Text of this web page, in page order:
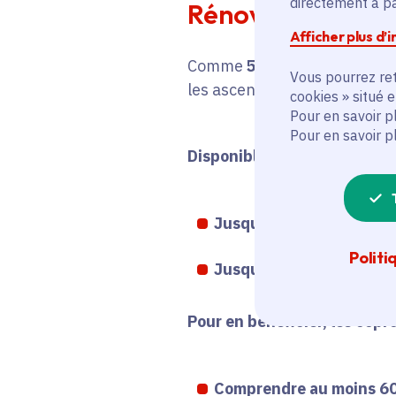
Afficher plus
Vous pourrez
cookies » situé
Pour en savoir
Pour en savoir
Rénover le parc
Comme 50% des
les ascenseurs prévoit2
Disponible à partir de
Jusqu'à 1.000 euros
Jusqu'à 30.000 euros
Pour en bénéficier, les
Comprendre au moins